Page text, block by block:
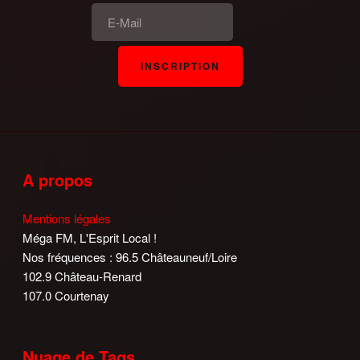
A propos
Mentions légales
Méga FM, L'Esprit Local !
Nos fréquences : 96.5 Châteauneuf/Loire
102.9 Château-Renard
107.0 Courtenay